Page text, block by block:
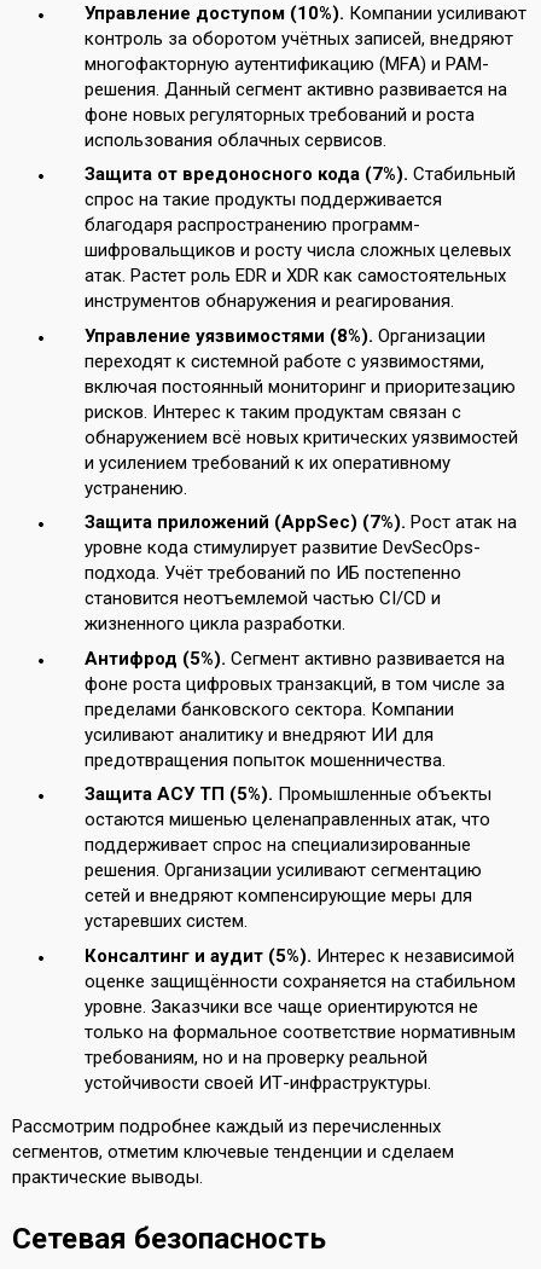
Управление доступом (10%). Компании усиливают
контроль за оборотом учётных записей, внедряют
многофакторную аутентификацию (MFA) и PAM-
решения. Данный сегмент активно развивается на
фоне новых регуляторных требований и роста
использования облачных сервисов.
Защита от вредоносного кода (7%). Стабильный
спрос на такие продукты поддерживается
благодаря распространению программ-
шифровальщиков и росту числа сложных целевых
атак. Растет роль EDR и XDR как самостоятельных
инструментов обнаружения и реагирования.
Управление уязвимостями (8%). Организации
переходят к системной работе с уязвимостями,
включая постоянный мониторинг и приоритезацию
рисков. Интерес к таким продуктам связан с
обнаружением всё новых критических уязвимостей
и усилением требований к их оперативному
устранению.
Защита приложений (AppSec) (7%). Рост атак на
уровне кода стимулирует развитие DevSecOps-
подхода. Учёт требований по ИБ постепенно
становится неотъемлемой частью CI/CD и
жизненного цикла разработки.
Антифрод (5%). Сегмент активно развивается на
фоне роста цифровых транзакций, в том числе за
пределами банковского сектора. Компании
усиливают аналитику и внедряют ИИ для
предотвращения попыток мошенничества.
Защита АСУ ТП (5%). Промышленные объекты
остаются мишенью целенаправленных атак, что
поддерживает спрос на специализированные
решения. Организации усиливают сегментацию
сетей и внедряют компенсирующие меры для
устаревших систем.
Консалтинг и аудит (5%). Интерес к независимой
оценке защищённости сохраняется на стабильном
уровне. Заказчики все чаще ориентируются не
только на формальное соответствие нормативным
требованиям, но и на проверку реальной
устойчивости своей ИТ-инфраструктуры.
Рассмотрим подробнее каждый из перечисленных
сегментов, отметим ключевые тенденции и сделаем
практические выводы.
Сетевая безопасность